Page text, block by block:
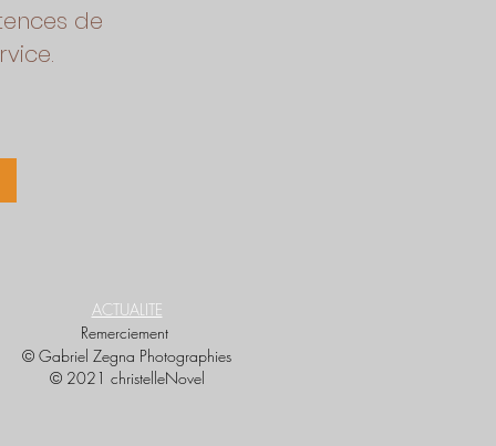
de
ACTUALITE
Remerciement
© Gabriel Zegna Photographies
© 2021 christelleNovel